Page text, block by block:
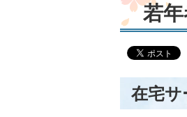
若
在宅サ